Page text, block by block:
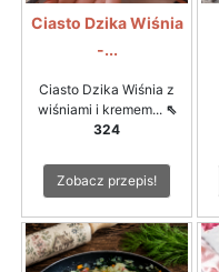
Ciasto Dzika Wiśnia
-...
Ciasto Dzika Wiśnia z
wiśniami i kremem... ⇖
324
Zobacz przepis!